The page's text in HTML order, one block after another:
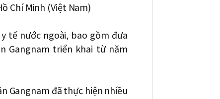
Chí Minh (Việt Nam)
tế nước ngoài, bao gồm đưa
Gangnam triển khai từ năm
Gangnam đã thực hiện nhiều